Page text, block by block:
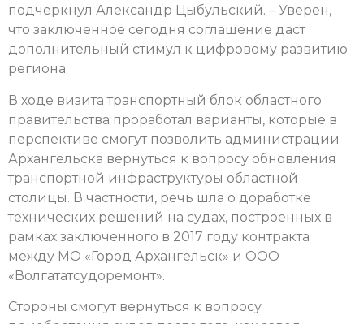
подчеркнул Александр Цыбульский. – Уверен,
что заключенное сегодня соглашение даст
дополнительный стимул к цифровому развитию
региона.
В ходе визита транспортный блок областного
правительства проработал варианты, которые в
перспективе смогут позволить администрации
Архангельска вернуться к вопросу обновления
транспортной инфраструктуры областной
столицы. В частности, речь шла о доработке
технических решений на судах, построенных в
рамках заключенного в 2017 году контракта
между МО «Город Архангельск» и ООО
«Волгататсудоремонт».
Стороны смогут вернуться к вопросу